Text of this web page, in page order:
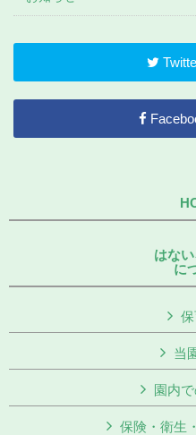
はな
に
当
園内
保険・衛生